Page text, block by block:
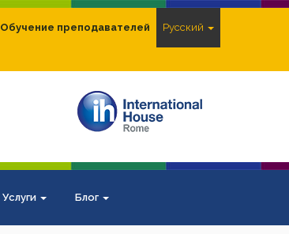
Обучение преподавателей Pусский
Услуги Блог